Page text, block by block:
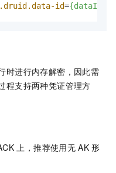
id={dataID}
时进行内存解密，因此需
程支持两种凭证管理方
上，推荐使用无 AK 形